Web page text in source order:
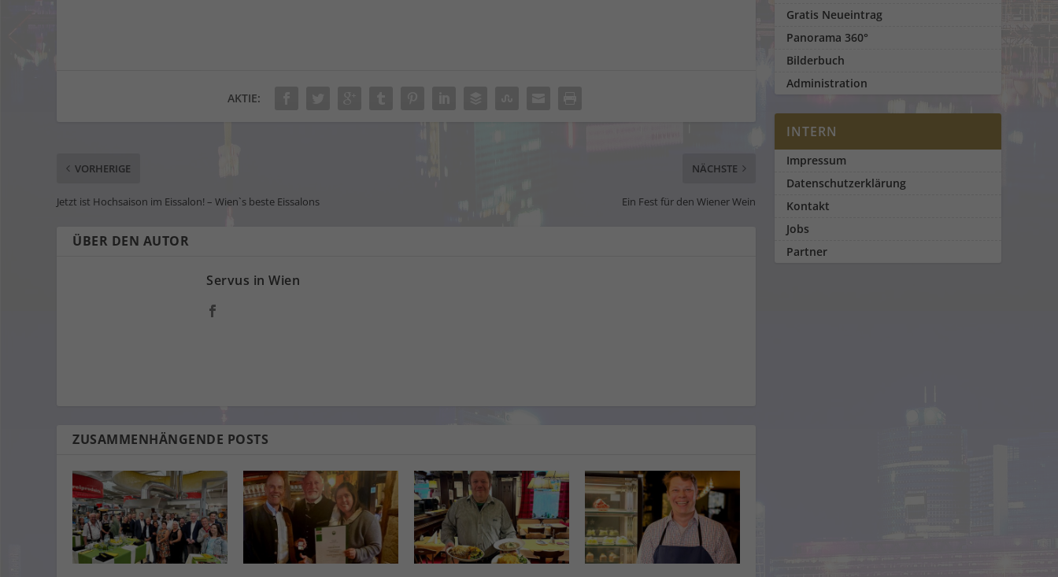
AKTIE:
VORHERIGE
Jetzt ist Hochsaison im Eissalon! – Wien`s beste Eissalons
NÄCHSTE
Ein Fest für den Wiener Wein
ÜBER DEN AUTOR
Servus in Wien
ZUSAMMENHÄNGENDE POSTS
Gratis Neueintrag
Panorama 360°
Bilderbuch
Administration
INTERN
Impressum
Datenschutzerklärung
Kontakt
Jobs
Partner